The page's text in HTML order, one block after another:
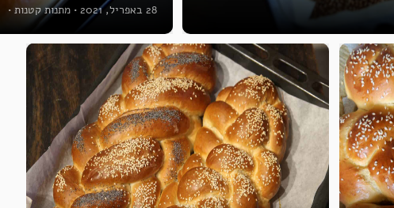
28 באפריל, 2021 • מתנות קטנות •